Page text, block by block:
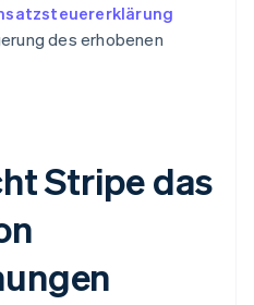
des erhobenen
Stripe das